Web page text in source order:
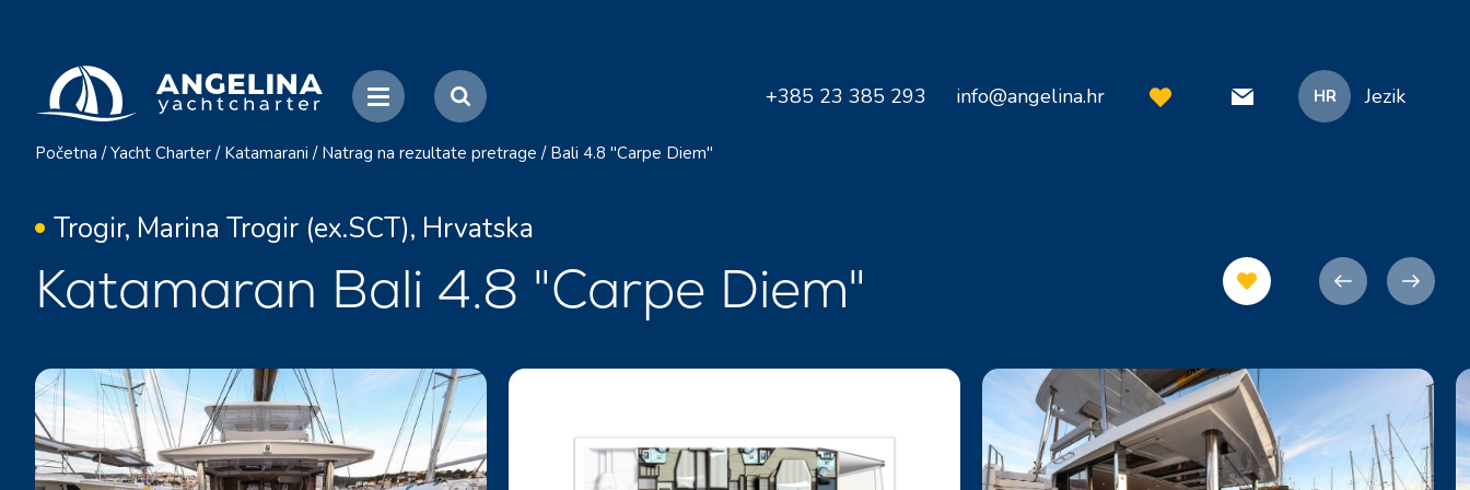
+385 23 385 293 info@angelina.hr HR Jezik
Početna / Yacht Charter / Katamarani / Natrag na rezultate pretrage / Bali 4.8 "Carpe Diem"
Trogir, Marina Trogir (ex.SCT), Hrvatska
Katamaran Bali 4.8 "Carpe Diem"